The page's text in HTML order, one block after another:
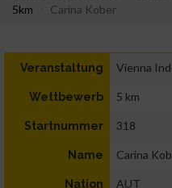
5km
Carina Kober
Veranstaltung Vienna
Wettbewerb 5 km
Startnummer 318
Name Carina
Nation AUT